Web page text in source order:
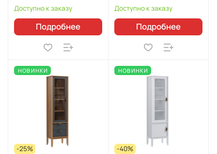
Доступно к заказу
Подробнее
Доступно к заказу
Подробнее
НОВИНКИ
-25%
НОВИНКИ
-40%